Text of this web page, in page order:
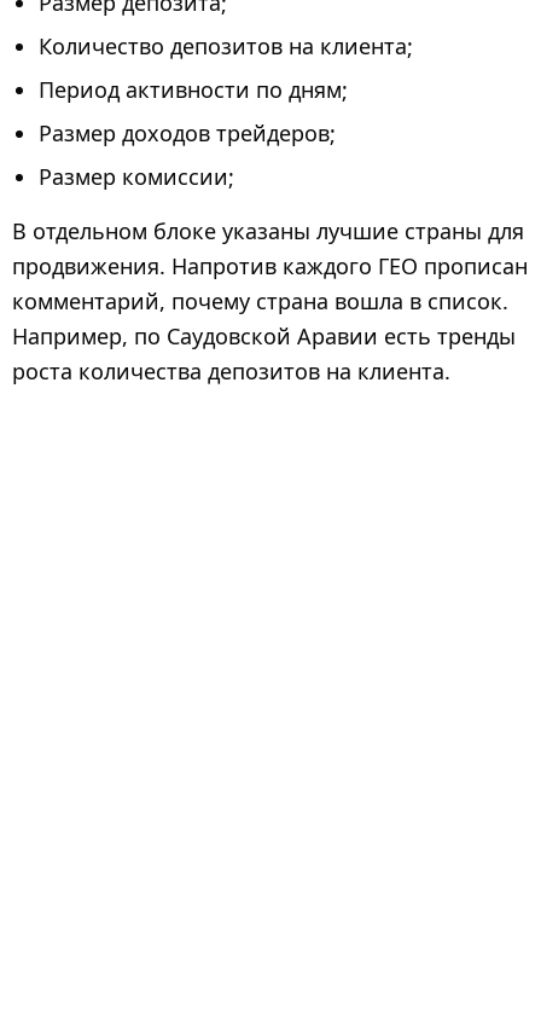
Количество депозитов на клиента;
Период активности по дням;
Размер доходов трейдеров;
Размер комиссии;
В отдельном блоке указаны лучшие страны для
продвижения. Напротив каждого ГЕО прописан
комментарий, почему страна вошла в список.
Например, по Саудовской Аравии есть тренды
роста количества депозитов на клиента.